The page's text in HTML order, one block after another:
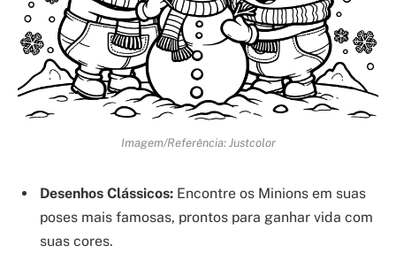
Imagem/Referência: Justcolor
Desenhos Clássicos: Encontre os Minions em suas
poses mais famosas, prontos para ganhar vida com
suas cores.